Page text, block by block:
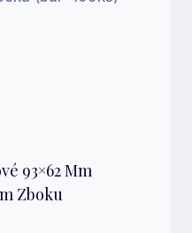
93×62 Mm
Zboku